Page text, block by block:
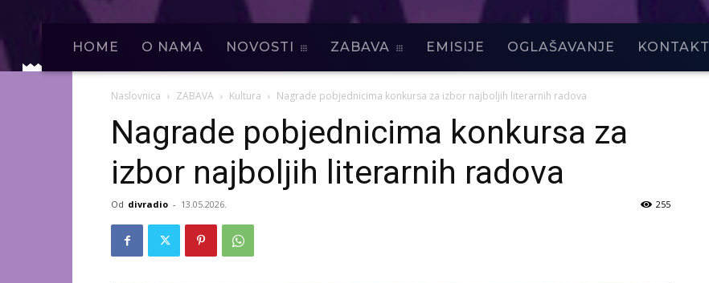
HOME O NAMA NOVOSTI ZABAVA EMISIJE OGLAŠAVANJE KONTAKT
Naslovnica ZABAVA Kultura Nagrade pobjednicima konkursa za izbor najboljih literarnih radova
Nagrade pobjednicima konkursa za
izbor najboljih literarnih radova
Od divradio - 13.05.2026. 255